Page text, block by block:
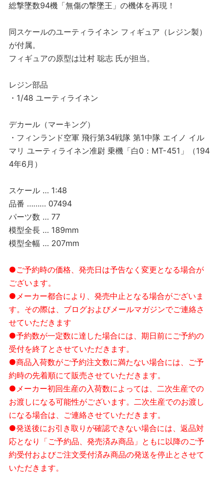
総撃墜数94機「無傷の撃墜王」の機体を再現！
同スケールのユーティライネン フィギュア（レジン製）
が付属。
フィギュアの原型は辻村 聡志 氏が担当。
レジン部品
・1/48 ユーティライネン
デカール（マーキング）
・フィンランド空軍 飛行第34戦隊 第1中隊 エイノ イル
マリ ユーティライネン准尉 乗機「白0：MT-451」（194
4年6月）
スケール … 1:48
品番 ……… 07494
パーツ数 … 77
模型全長 … 189mm
模型全幅 … 207mm
●ご予約時の価格、発売日は予告なく変更となる場合が
ございます。
●メーカー都合により、発売中止となる場合がございま
す。その際は、ブログおよびメールマガジンでご連絡さ
せていただきます
●予約数が一定数に達した場合には、期日前にご予約の
受付を終了とさせていただきます。
●商品入荷数がご予約注文数に満たない場合には、ご予
約時の先着順にて販売させていただきます。
●メーカー初回生産の入荷数によっては、二次生産での
お渡しになる可能性がございます。二次生産でのお渡し
になる場合は、ご連絡させていただきます。
●発送後にお引き取りが確認できない場合には、返品対
応となり「ご予約品、発売済み商品」ともに以降のご予
約受付およびご注文受付済み商品の発送を停止とさせて
いただきます。